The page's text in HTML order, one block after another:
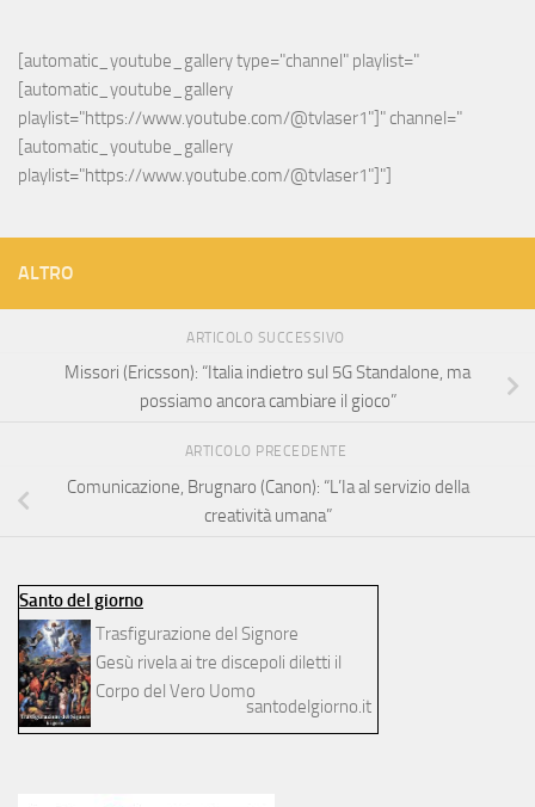
[automatic_youtube_gallery type="channel" playlist="
[automatic_youtube_gallery
playlist="https://www.youtube.com/@tvlaser1"]" channel="
[automatic_youtube_gallery
playlist="https://www.youtube.com/@tvlaser1"]"]
ALTRO
ARTICOLO SUCCESSIVO
Missori (Ericsson): “Italia indietro sul 5G Standalone, ma
possiamo ancora cambiare il gioco”
ARTICOLO PRECEDENTE
Comunicazione, Brugnaro (Canon): “L’Ia al servizio della
creatività umana”
Santo del giorno
Trasfigurazione del Signore
Gesù rivela ai tre discepoli diletti il
Corpo del Vero Uomo
santodelgiorno.it